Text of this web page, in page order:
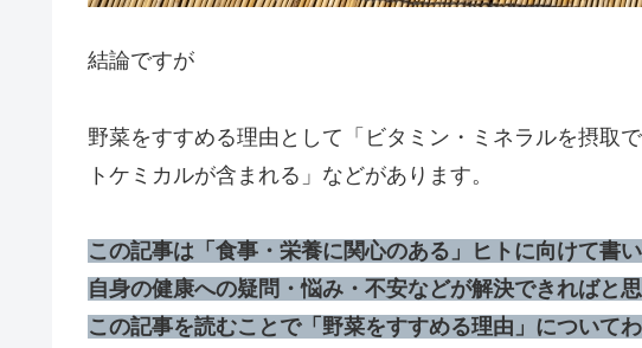
結論ですが
野菜をすすめる理由として「ビタミン・ミネラルを摂取
トケミカルが含まれる」などがあります。
この記事は「食事・栄養に関心のある」ヒトに向けて書い
自身の健康への疑問・悩み・不安などが解決できればと思
この記事を読むことで「野菜をすすめる理由」についてわ